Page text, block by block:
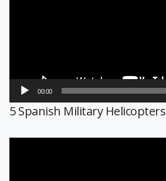
00:00
5 Spanish Military Helicopters